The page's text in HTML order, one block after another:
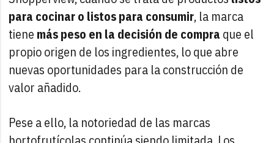
para cocinar o listos para consumir, la marca
tiene más peso en la decisión de compra que el
propio origen de los ingredientes, lo que abre
nuevas oportunidades para la construcción de
valor añadido.
Pese a ello, la notoriedad de las marcas